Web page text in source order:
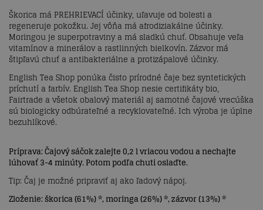
Škorica má PREHRIEVACÍ účinky, uľavuje od bolesti a
regeneruje pokožku. Jej vôňa má afrodiziakálne účinky.
Moringou je superpotraviny a má sladkú chuť. Obsahuje veľa
vitamínov a minerálov a rastlinných bielkovín. Zázvor má
štipľavú chuť a antibakteriálne a protizápalové účinky.
English Tea Shop ponúka čisto prírodné čaje bez syntetických
príchutí a farbív. English Tea Shop nesie certifikáty bio,
Fairtrade a všetok obalový materiál aj samotné čajové vrecúška
sú biologicky odbúrateľné a recyklovateľné. Ich výroba je úplne
bezuhlíkové.
Príprava: Čajový sáčok zalejte 0,2 l vriacou vodou a nechajte
lúhovať 3-4 minúty. Potom podľa chuti oslaďte.
Tip: Čaj je možné pripraviť aj ako ľadový nápoj.
Zloženie: škorica (61%) *, moringa (26%) *, zázvor (13%) *